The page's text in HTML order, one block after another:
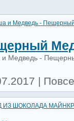
Медведь -
|